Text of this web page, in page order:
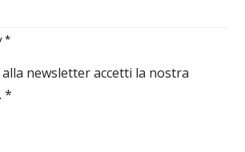
*
newsletter accetti la nostra
*